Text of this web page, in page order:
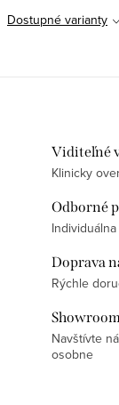
Dostupné varianty
Viditeľné
Klinicky
Odborné
Doprava
Rýchle
Navštívte
osobne